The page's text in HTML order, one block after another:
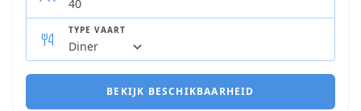
TYPE VAART
BEKIJK BESCHIKBAARHEID